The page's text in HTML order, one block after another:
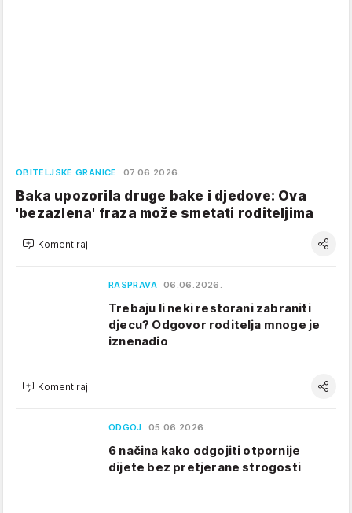
OBITELJSKE GRANICE 07.06.2026.
Baka upozorila druge bake i djedove: Ova
'bezazlena' fraza može smetati roditeljima
Komentiraj
RASPRAVA 06.06.2026.
Trebaju li neki restorani zabraniti
djecu? Odgovor roditelja mnoge je
iznenadio
Komentiraj
ODGOJ 05.06.2026.
6 načina kako odgojiti otpornije
dijete bez pretjerane strogosti